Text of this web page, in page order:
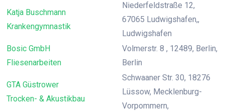
Katja Buschmann
Krankengymnastik
Niederfeldstraße 12,
67065 Ludwigshafen,,
Ludwigshafen
Bosic GmbH
Fliesenarbeiten
Volmerstr. 8 , 12489, Berlin,
Berlin
GTA Güstrower
Trocken- & Akustikbau
Schwaaner Str. 30, 18276
Lüssow, Mecklenburg-
Vorpommern,